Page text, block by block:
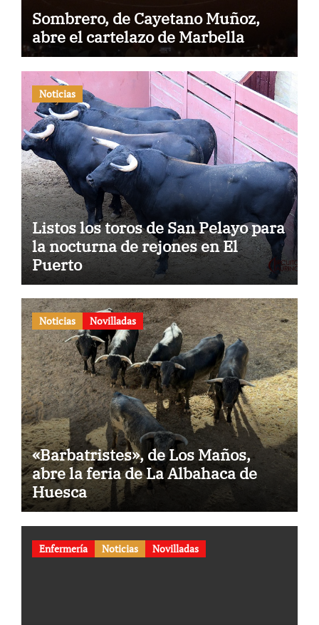
Sombrero, de Cayetano Muñoz,
abre el cartelazo de Marbella
Noticias
Listos los toros de San Pelayo para
la nocturna de rejones en El
Puerto
Noticias Novilladas
«Barbatristes», de Los Maños,
abre la feria de La Albahaca de
Huesca
Enfermería Noticias Novilladas